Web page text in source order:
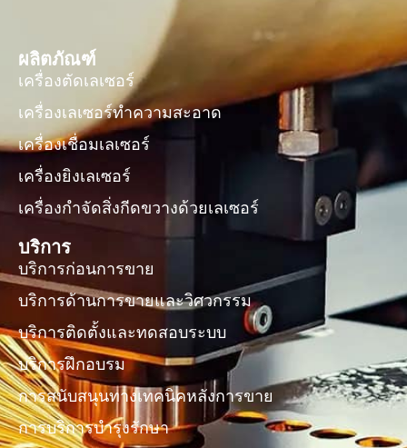
ผลิตภัณฑ์
เครื่องตัดเลเซอร์
เครื่องเลเซอร์ทำความสะอาด
เครื่องเชื่อมเลเซอร์
เครื่องยิงเลเซอร์
เครื่องกำจัดสิ่งกีดขวางด้วยเลเซอร์
บริการ
บริการก่อนการขาย
บริการด้านการขายและวิศวกรรม
บริการติดตั้งและทดสอบระบบ
บริการฝึกอบรม
การสนับสนุนทางเทคนิคหลังการขาย
การบริการบำรุงรักษา